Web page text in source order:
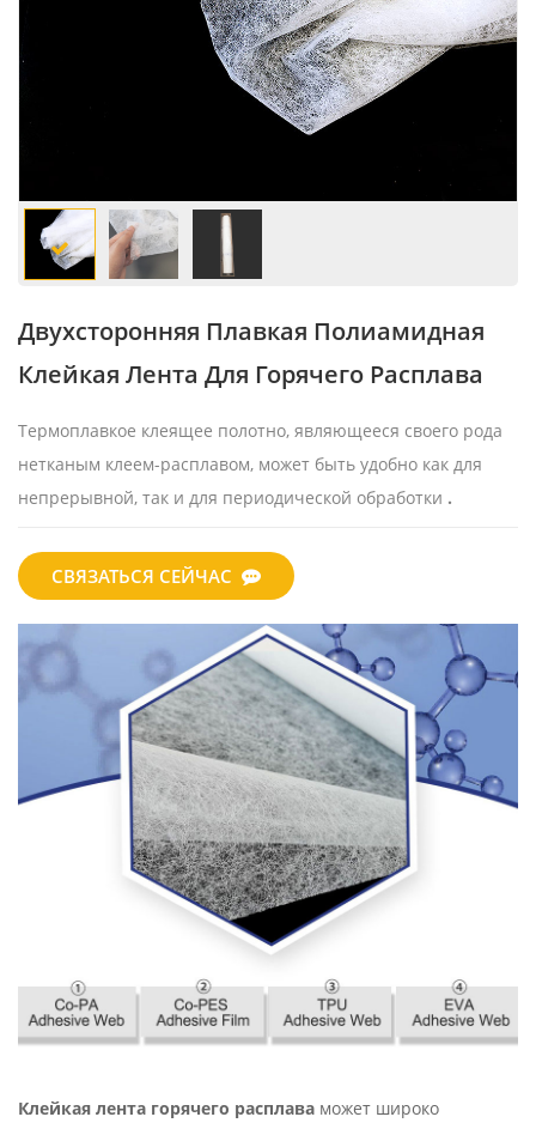
Двухсторонняя Плавкая Полиамидная
Клейкая Лента Для Горячего Расплава
Термоплавкое клеящее полотно, являющееся своего рода
нетканым клеем-расплавом, может быть удобно как для
непрерывной, так и для периодической обработки .
СВЯЗАТЬСЯ СЕЙЧАС
Клейкая лента горячего расплава может широко